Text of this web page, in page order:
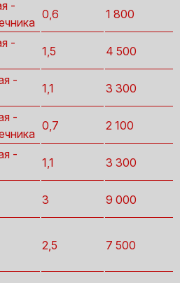
-
0,6 1 800
-
1,5 4 500
-
1,1 3 300
-
0,7 2 100
-
1,1 3 300
3 9 000
2,5 7 500